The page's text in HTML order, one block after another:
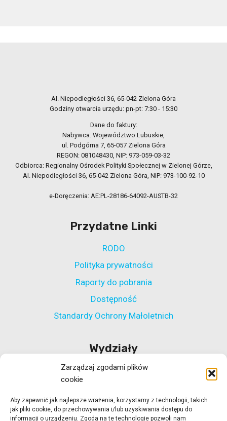
Zarządzaj zgodami plików
cookie
Aby zapewnić jak najlepsze wrażenia, korzystamy z technologii, takich
jak pliki cookie, do przechowywania i/lub uzyskiwania dostępu do
informacji o urządzeniu. Zgoda na te technologie pozwoli nam
Al. Niepodległości 36, 65-042 Zielona Góra
Godziny otwarcia urzędu: pn-pt: 7:30 - 15:30
Dane do faktury:
Nabywca: Województwo Lubuskie,
ul. Podgórna 7, 65-057 Zielona Góra
REGON: 081048430, NIP: 973-059-03-32
Odbiorca: Regionalny Ośrodek Polityki Społecznej w Zielonej Górze,
Al. Niepodległości 36, 65-042 Zielona Góra, NIP: 973-100-92-10
e-Doręczenia: AE:PL-28186-64092-AUSTB-32
Przydatne Linki
RODO
Polityka prywatności
Raporty do pobrania
Dostępność
Standardy Ochrony Małoletnich
Wydziały
Wydział Polityki Społecznej
Wydział ds. Rehabilitacji Zawodowej i Społecznej
Wydział Koordynacji Włączenia Społecznego
Wydział ds. Realizacji Projektów Strukturalnych